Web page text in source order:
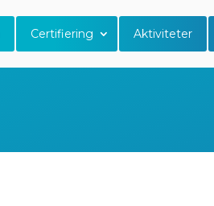
Certifiering Aktiviteter